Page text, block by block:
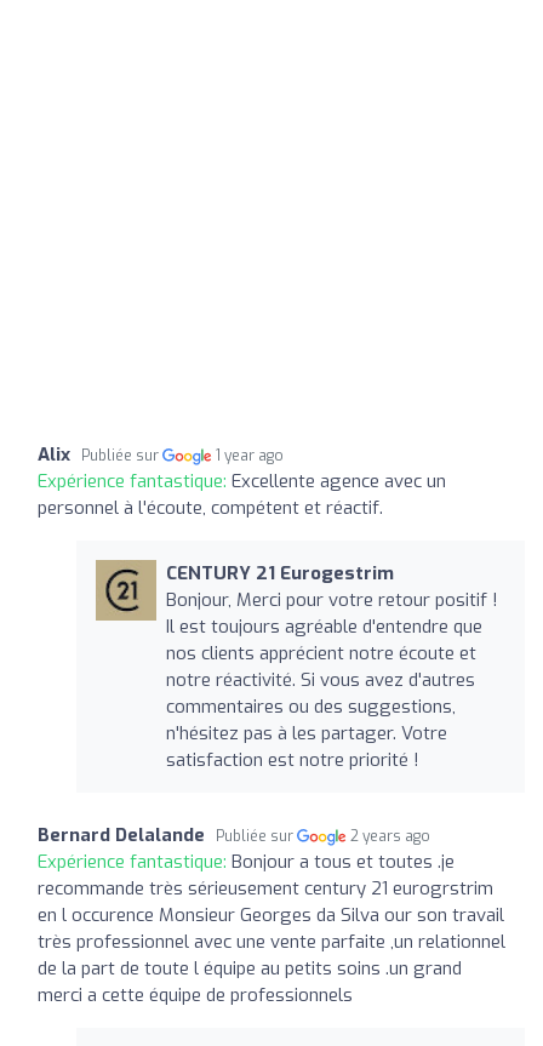
Alix Publiée sur 1 year ago
Expérience fantastique: Excellente agence avec un
personnel à l'écoute, compétent et réactif.
CENTURY 21 Eurogestrim
Bonjour, Merci pour votre retour positif !
Il est toujours agréable d'entendre que
nos clients apprécient notre écoute et
notre réactivité. Si vous avez d'autres
commentaires ou des suggestions,
n'hésitez pas à les partager. Votre
satisfaction est notre priorité !
Bernard Delalande Publiée sur 2 years ago
Expérience fantastique: Bonjour a tous et toutes .je
recommande très sérieusement century 21 eurogrstrim
en l occurence Monsieur Georges da Silva our son travail
très professionnel avec une vente parfaite ,un relationnel
de la part de toute l équipe au petits soins .un grand
merci a cette équipe de professionnels